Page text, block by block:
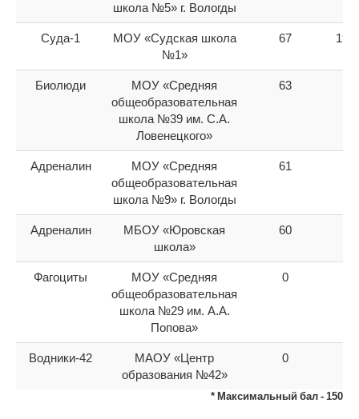
школа №5» г. Вологды
Суда-1
МОУ «Судская школа
№1»
67 19-
Биолюди
МОУ «Средняя
общеобразовательная
школа №39 им. С.А.
Ловенецкого»
63
Адреналин
МОУ «Средняя
общеобразовательная
школа №9» г. Вологды
61
Адреналин
МБОУ «Юровская
школа»
60
Фагоциты
МОУ «Средняя
общеобразовательная
школа №29 им. А.А.
Попова»
0
Водники-42
МАОУ «Центр
образования №42»
0
* Максимальный бал - 150